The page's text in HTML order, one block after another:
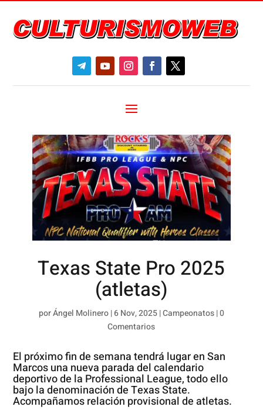
Texas State Pro 2025
(atletas)
porÁngel Molinero|6 Nov, 2025|Campeonatos|0
Comentarios
El próximo fin de semana tendrá lugar en San
Marcos una nueva parada del calendario
deportivo de la Professional League, todo ello
bajo la denominación de Texas State.
Acompañamos relación provisional de atletas.